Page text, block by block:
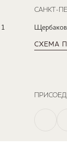
САНКТ-
СХЕМА